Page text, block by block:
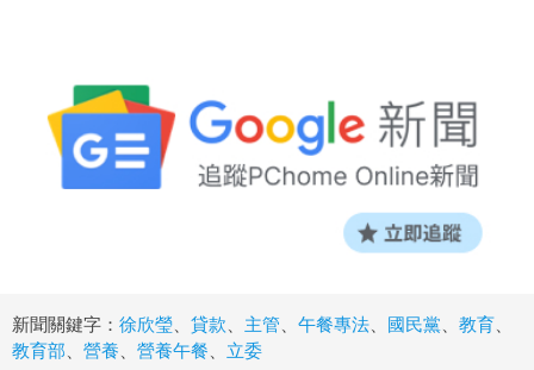
新聞關鍵字： 徐欣瑩 貸款 主管 午餐專法 國民黨 教育
教育部
營養 營養午餐 立委